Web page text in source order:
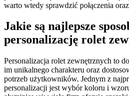
warto wtedy sprawdzić połączenia
Jakie są najlepsze
personalizację rolet
Personalizacja rolet zewnętrznych to
im unikalnego charakteru oraz
potrzeb użytkowników. Jednym z
personalizacji jest wybór koloru i